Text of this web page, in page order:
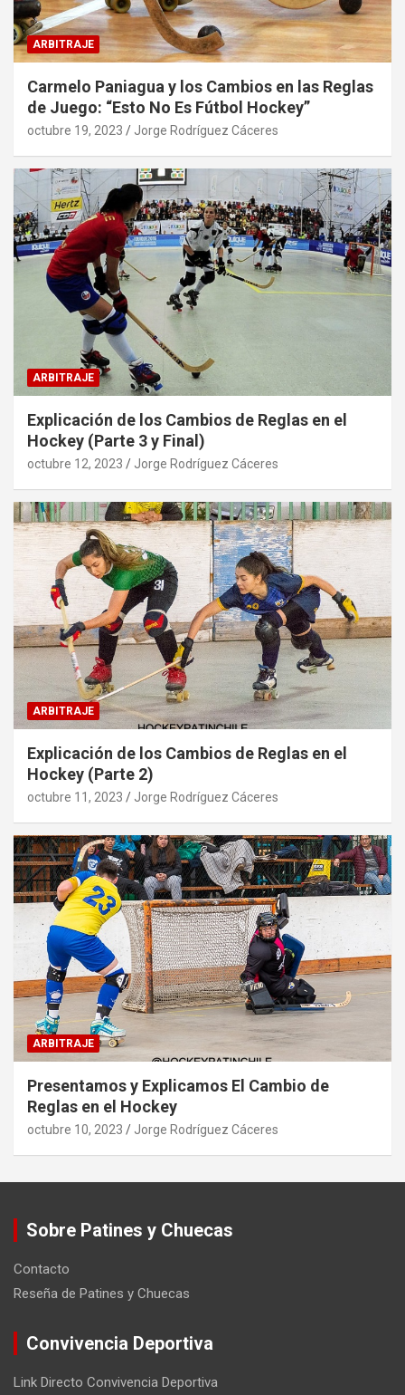
ARBITRAJE
Carmelo Paniagua y los Cambios en las Reglas
de Juego: “Esto No Es Fútbol Hockey”
octubre 19, 2023 Jorge Rodríguez Cáceres
ARBITRAJE
Explicación de los Cambios de Reglas en el
Hockey (Parte 3 y Final)
octubre 12, 2023 Jorge Rodríguez Cáceres
ARBITRAJE
Explicación de los Cambios de Reglas en el
Hockey (Parte 2)
octubre 11, 2023 Jorge Rodríguez Cáceres
ARBITRAJE
Presentamos y Explicamos El Cambio de
Reglas en el Hockey
octubre 10, 2023 Jorge Rodríguez Cáceres
Sobre Patines y Chuecas
Contacto
Reseña de Patines y Chuecas
Convivencia Deportiva
Link Directo Convivencia Deportiva